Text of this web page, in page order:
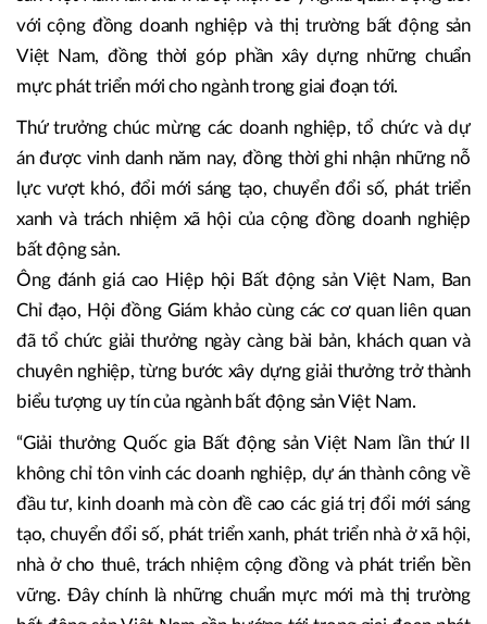
Lễ trao Giải thưởng Quốc gia Bất động sản Việt Nam lần thứ II.
Phát biểu chỉ đạo tại buổi lễ, Thứ trưởng Bộ Xây dựng
sản Việt Nam lần thứ II là sự kiện có ý nghĩa quan trọng đối
với cộng đồng doanh nghiệp và thị trường bất động sản
Việt Nam, đồng thời góp phần xây dựng những chuẩn
mực phát triển mới cho ngành trong giai đoạn tới.
Thứ trưởng chúc mừng các doanh nghiệp, tổ chức và dự
án được vinh danh năm nay, đồng thời ghi nhận những nỗ
lực vượt khó, đổi mới sáng tạo, chuyển đổi số, phát triển
xanh và trách nhiệm xã hội của cộng đồng doanh nghiệp
bất động sản.
Chỉ đạo, Hội đồng Giám khảo cùng các cơ quan liên quan
đã tổ chức giải thưởng ngày càng bài bản, khách quan và
chuyên nghiệp, từng bước xây dựng giải thưởng trở thành
biểu tượng uy tín của ngành bất động sản Việt Nam.
“Giải thưởng Quốc gia Bất động sản Việt Nam lần thứ II